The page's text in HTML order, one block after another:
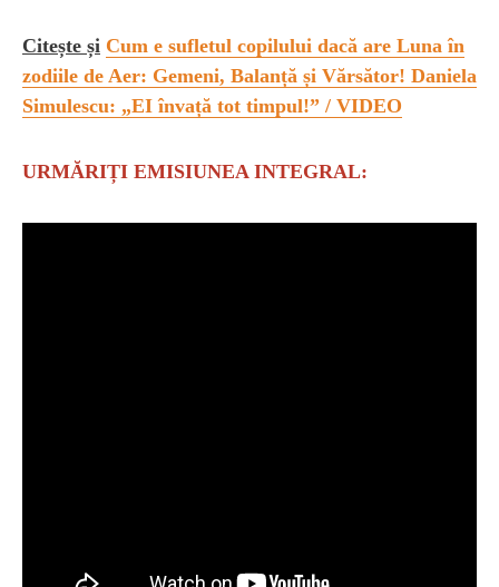
Citește și Cum e sufletul copilului dacă are Luna în
zodiile de Aer: Gemeni, Balanță și Vărsător! Daniela
Simulescu: „EI învață tot timpul!” / VIDEO
URMĂRIȚI EMISIUNEA INTEGRAL: